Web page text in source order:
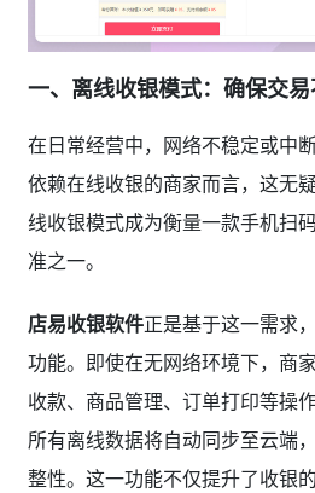
一、离线收银模式：确保交
在日常经营中，网络不稳定或中
依赖在线收银的商家而言，这无
线收银模式成为衡量一款手机扫
准之一。
店易收银软件正是基于这一需求
功能。即使在无网络环境下，商
收款、商品管理、订单打印等操
所有离线数据将自动同步至云端
整性。这一功能不仅提升了收银